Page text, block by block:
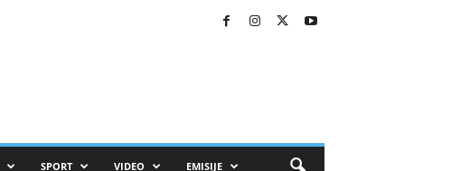
SPORT VIDEO EMISIJE